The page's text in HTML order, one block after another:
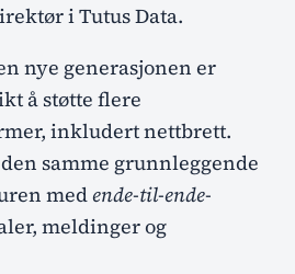
i Tutus Data.
nye generasjonen er
å støtte flere
inkludert nettbrett.
samme grunnleggende
medende-til-ende-
meldinger og